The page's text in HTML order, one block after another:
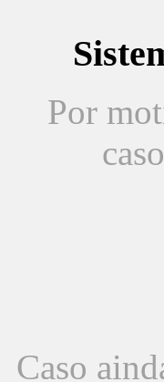
Por
Caso